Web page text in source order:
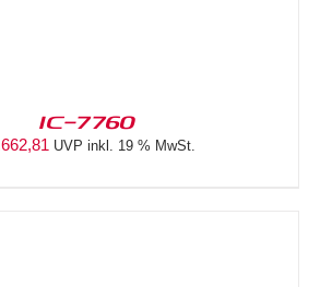
IC-7760
UVP inkl. 19 % MwSt.